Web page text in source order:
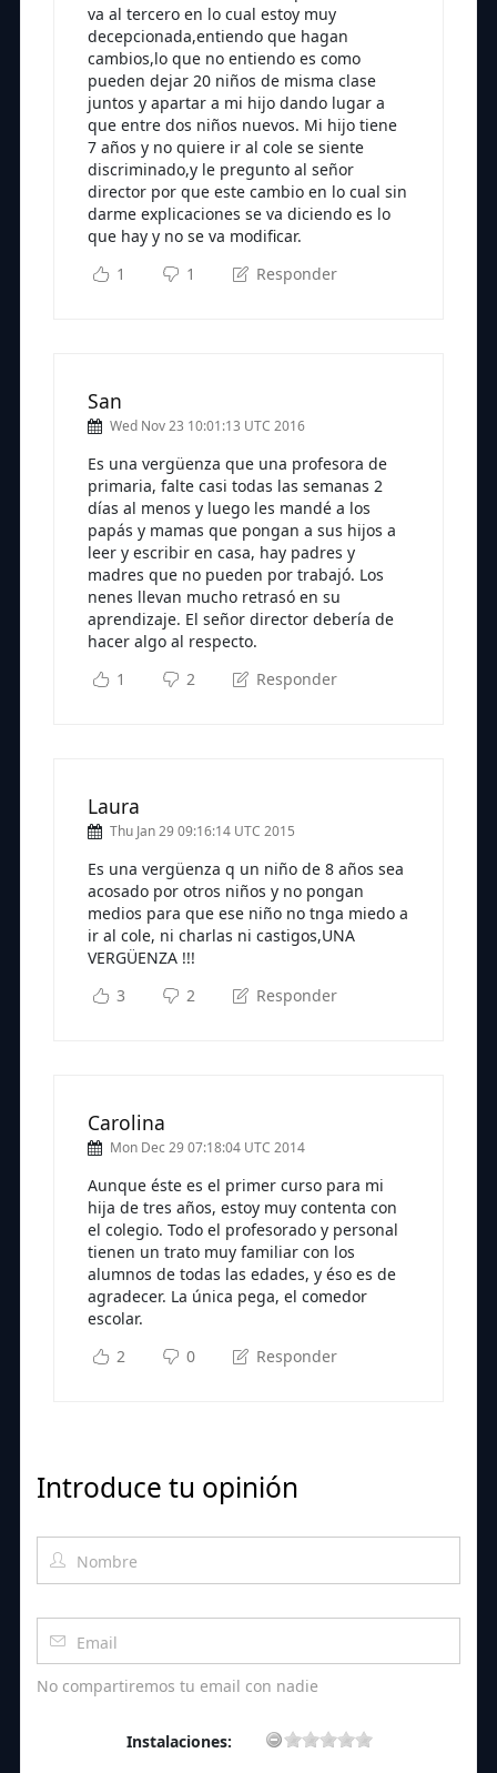
va al tercero en lo cual estoy muy
decepcionada,entiendo que hagan
cambios,lo que no entiendo es como
pueden dejar 20 niños de misma clase
juntos y apartar a mi hijo dando lugar a
que entre dos niños nuevos. Mi hijo tiene
7 años y no quiere ir al cole se siente
discriminado,y le pregunto al señor
director por que este cambio en lo cual sin
darme explicaciones se va diciendo es lo
que hay y no se va modificar.
1
1 Responder
San
Wed Nov 23 10:01:13 UTC 2016
Es una vergüenza que una profesora de
primaria, falte casi todas las semanas 2
días al menos y luego les mandé a los
papás y mamas que pongan a sus hijos a
leer y escribir en casa, hay padres y
madres que no pueden por trabajó. Los
nenes llevan mucho retrasó en su
aprendizaje. El señor director debería de
hacer algo al respecto.
1
2 Responder
Laura
Thu Jan 29 09:16:14 UTC 2015
Es una vergüenza q un niño de 8 años sea
acosado por otros niños y no pongan
medios para que ese niño no tnga miedo a
ir al cole, ni charlas ni castigos,UNA
VERGÜENZA !!!
3
2 Responder
Carolina
Mon Dec 29 07:18:04 UTC 2014
Aunque éste es el primer curso para mi
hija de tres años, estoy muy contenta con
el colegio. Todo el profesorado y personal
tienen un trato muy familiar con los
alumnos de todas las edades, y éso es de
agradecer. La única pega, el comedor
escolar.
2
0 Responder
Introduce tu opinión
No compartiremos tu email con nadie
Instalaciones: